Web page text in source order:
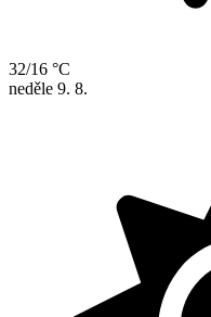
32/16 °C
neděle 9. 8.